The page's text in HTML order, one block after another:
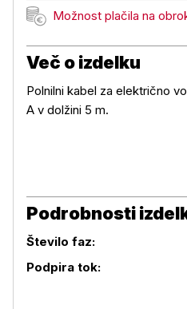
Možnost plačila na
Možnost plačila na obroke
Več o izdelku
Polnilni kabel za električno
A v dolžini 5 m.
Podrobnosti
Število faz:
Podpira tok: